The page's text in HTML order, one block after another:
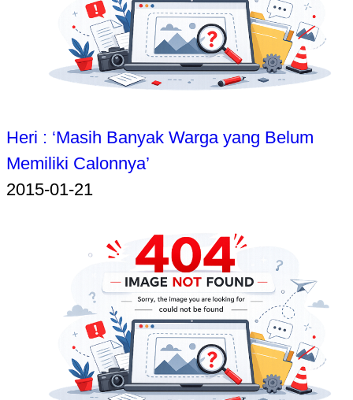
Heri : ‘Masih Banyak Warga yang Belum
Memiliki Calonnya’
2015-01-21